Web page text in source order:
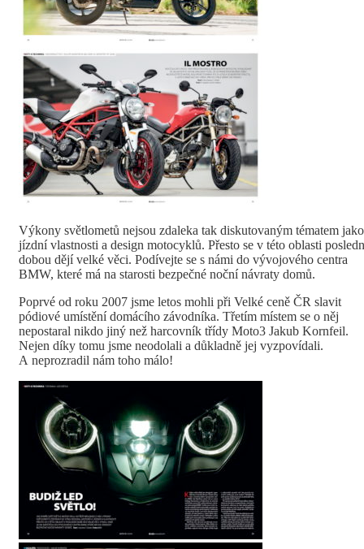
Výkony světlometů nejsou zdaleka tak diskutovaným tématem jako
jízdní vlastnosti a design motocyklů. Přesto se v této oblasti
dobou dějí velké věci. Podívejte se s námi do vývojového centra
BMW, které má na starosti bezpečné noční návraty domů.
Poprvé od roku 2007 jsme letos mohli při Velké ceně ČR slavit
pódiové umístění domácího závodníka. Třetím místem se o něj
nepostaral nikdo jiný než harcovník třídy Moto3 Jakub Kornfeil.
Nejen díky tomu jsme neodolali a důkladně jej vyzpovídali.
A neprozradil nám toho málo!